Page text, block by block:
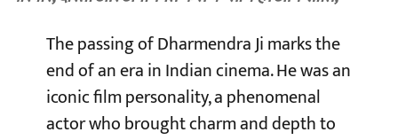
The passing of Dharmendra Ji marks the
end of an era in Indian cinema. He was an
iconic film personality, a phenomenal
actor who brought charm and depth to